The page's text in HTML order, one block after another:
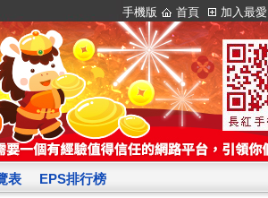
手機版 首頁 加入最愛
表 EPS排行榜